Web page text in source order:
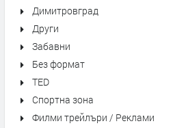
Димитровград
Други
Забавни
Без формат
TED
Спортна зона
Филми трейлъри / Реклами